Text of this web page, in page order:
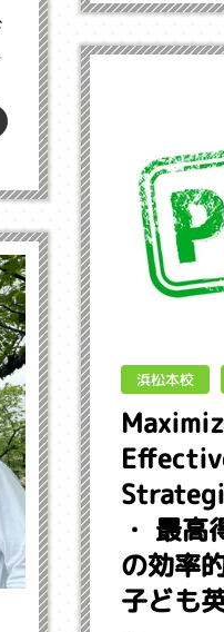
浜松本校
・ 最
の効率
子ども